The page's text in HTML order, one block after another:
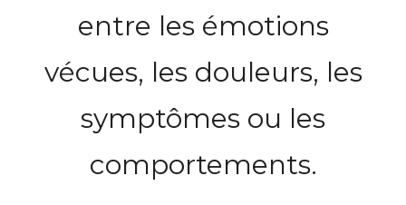
entre les émotions
vécues, les douleurs, les
symptômes ou les
comportements.